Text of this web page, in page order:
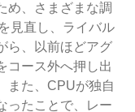
め、さまざまな調
見直し、ライバル
ら、以前ほどアグ
コース外へ押し出
また、CPUが独自
ったことで、レー